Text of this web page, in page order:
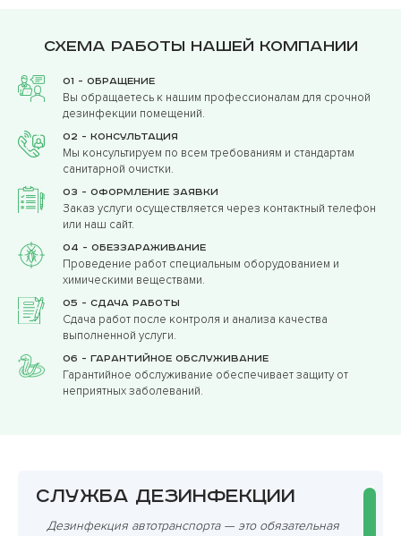
Схема работы нашей компании
01 - Обращение
Вы обращаетесь к нашим профессионалам для срочной
дезинфекции помещений.
02 - Консультация
Мы консультируем по всем требованиям и стандартам
санитарной очистки.
03 - Оформление заявки
Заказ услуги осуществляется через контактный телефон
или наш сайт.
04 - Обеззараживание
Проведение работ специальным оборудованием и
химическими веществами.
05 - Сдача работы
Сдача работ после контроля и анализа качества
выполненной услуги.
06 - Гарантийное обслуживание
Гарантийное обслуживание обеспечивает защиту от
неприятных заболеваний.
Служба дезинфекции
Дезинфекция автотранспорта — это обязательная